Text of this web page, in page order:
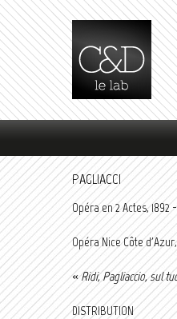
PAGLIACCI
Opéra en 2 Actes,
Opéra Nice Côte
« Ridi, Pagliaccio, sul
DISTRIBUTION